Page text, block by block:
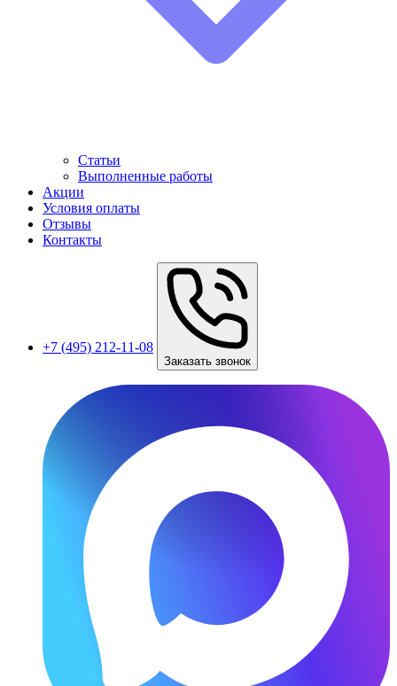
Статьи
Выполненные работы
Акции
Условия оплаты
Отзывы
Контакты
+7 (495) 212-11-08
Заказать звонок